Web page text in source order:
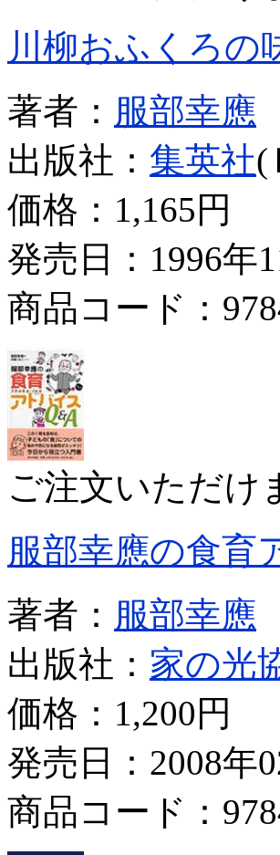
川柳おふくろの
著者： 服部幸應
出版社： 集英社(
価格： 1,165円
発売日：1996年
商品コード：
ご注文いただけ
服部幸應の食育
著者： 服部幸應
出版社： 家の光
価格： 1,200円
発売日：2008年
商品コード：